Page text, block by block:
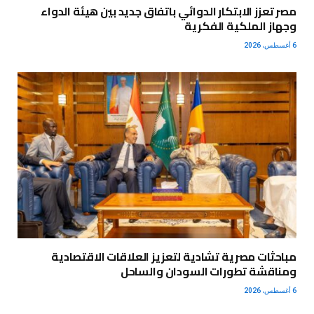
مصر تعزز الابتكار الدوائي باتفاق جديد بين هيئة الدواء
وجهاز الملكية الفكرية
6 أغسطس، 2026
مباحثات مصرية تشادية لتعزيز العلاقات الاقتصادية
ومناقشة تطورات السودان والساحل
6 أغسطس، 2026